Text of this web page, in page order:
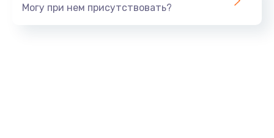
Могу при нем присутствовать?